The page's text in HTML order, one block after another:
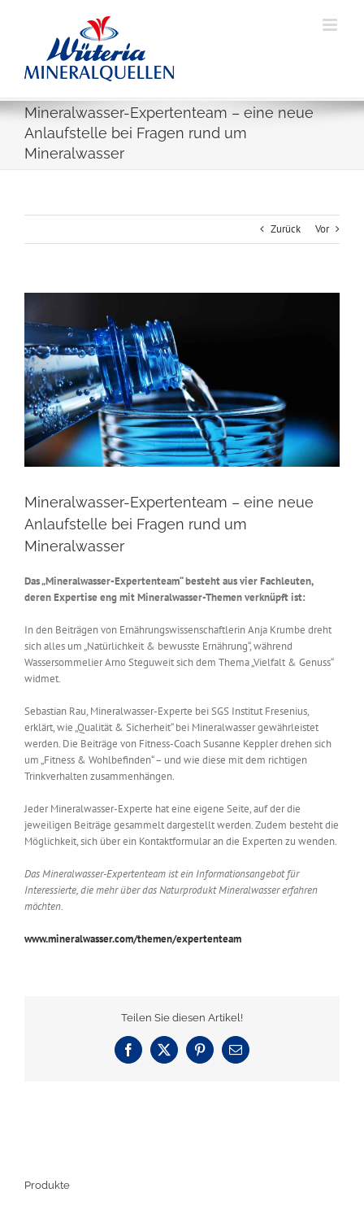
Mineralwasser-Expertenteam – eine neue
Anlaufstelle bei Fragen rund um
Mineralwasser
Zurück Vor
Bild
Mineralwasser-Expertenteam – eine neue
Anlaufstelle bei Fragen rund um
Mineralwasser
Das „Mineralwasser-Expertenteam“ besteht aus vier Fachleuten,
deren Expertise eng mit Mineralwasser-Themen verknüpft ist:
In den Beiträgen von Ernährungswissenschaftlerin Anja Krumbe dreht
sich alles um „Natürlichkeit & bewusste Ernährung“, während
Wassersommelier Arno Steguweit sich dem Thema „Vielfalt & Genuss“
widmet.
Sebastian Rau, Mineralwasser-Experte bei SGS Institut Fresenius,
erklärt, wie „Qualität & Sicherheit“ bei Mineralwasser gewährleistet
werden. Die Beiträge von Fitness-Coach Susanne Keppler drehen sich
um „Fitness & Wohlbefinden“ – und wie diese mit dem richtigen
Trinkverhalten zusammenhängen.
Jeder Mineralwasser-Experte hat eine eigene Seite, auf der die
jeweiligen Beiträge gesammelt dargestellt werden. Zudem besteht die
Möglichkeit, sich über ein Kontaktformular an die Experten zu wenden.
Das Mineralwasser-Expertenteam ist ein Informationsangebot für
Interessierte, die mehr über das Naturprodukt Mineralwasser erfahren
möchten.
www.mineralwasser.com/themen/expertenteam
Teilen Sie diesen Artikel!
Facebook
X PinterestE-
Mail
Produkte